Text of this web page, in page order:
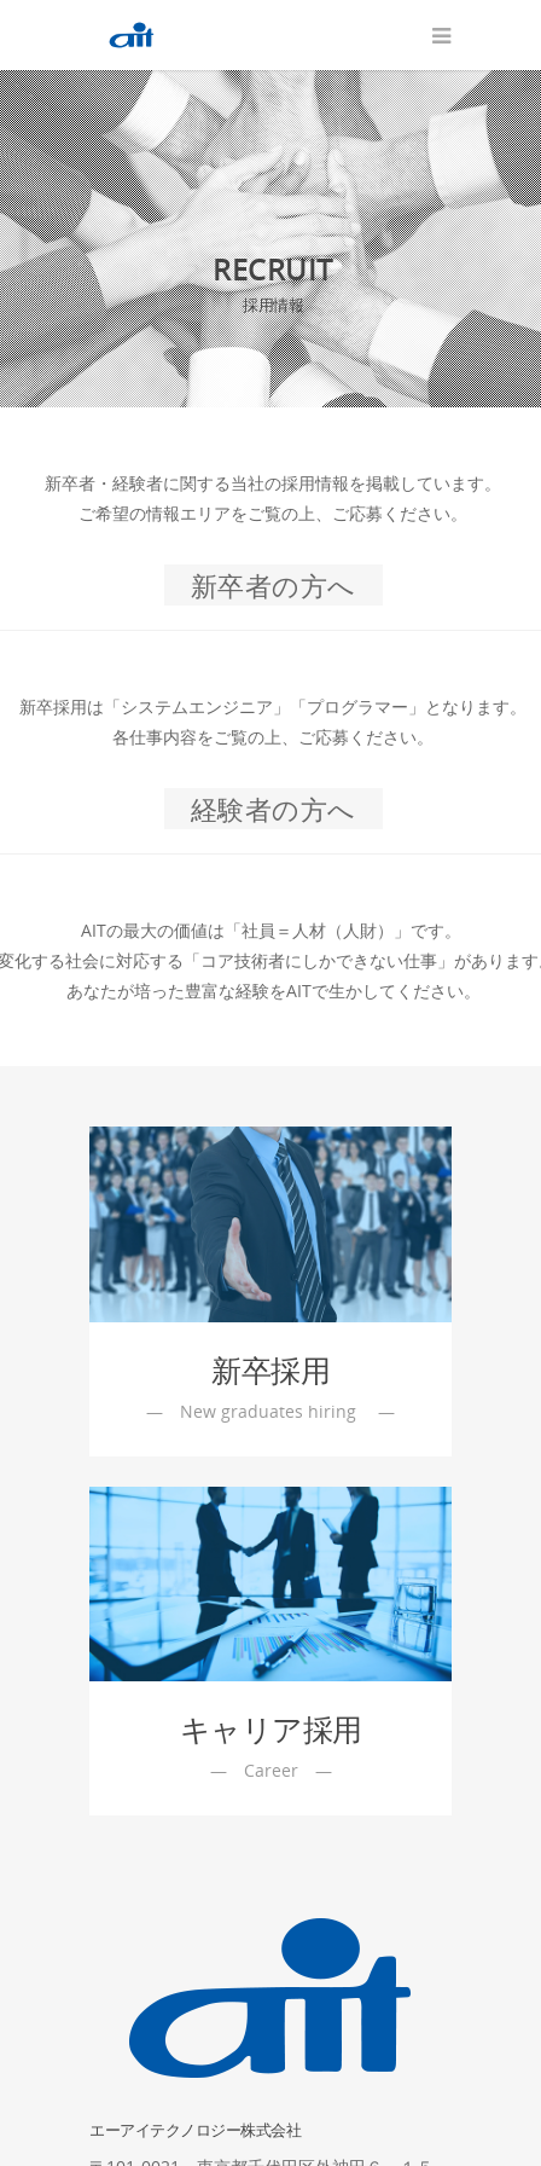
RECRUIT
採用情報
新卒者・経験者に関する当社の採用情報を掲載しています。
ご希望の情報エリアをご覧の上、ご応募ください。
新卒者の方へ
新卒採用は「システムエンジニア」「プログラマー」となります。
各仕事内容をご覧の上、ご応募ください。
経験者の方へ
AITの最大の価値は「社員＝人材（人財）」です。
化する社会に対応する「コア技術者にしかできない仕事」がありま
あなたが培った豊富な経験をAITで生かしてください。
新卒採用
— New graduates hiring 　—
キャリア採用
— Career　—
エーアイテクノロジー株式会社